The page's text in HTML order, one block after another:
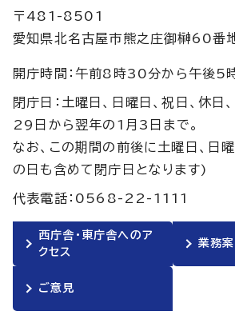
〒481-8501
愛知県北名古屋市熊之庄御榊60番
開庁時間：午前8時30分から午後5
閉庁日：土曜日、日曜日、祝日、休
29日から翌年の1月3日まで。
なお、この期間の前後に土曜日、日
の日も含めて閉庁日となります)
代表電話：0568-22-1111
西庁舎・東庁舎へのア
クセス
業務
ご意見